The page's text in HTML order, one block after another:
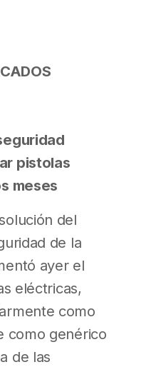
pistolas
meses
del
de la
ayer el
eléctricas,
como
como genérico
de las